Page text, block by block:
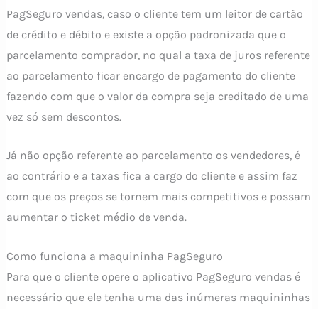
PagSeguro vendas, caso o cliente tem um leitor de cartão
de crédito e débito e existe a opção padronizada que o
parcelamento comprador, no qual a taxa de juros referente
ao parcelamento ficar encargo de pagamento do cliente
fazendo com que o valor da compra seja creditado de uma
vez só sem descontos.
Já não opção referente ao parcelamento os vendedores, é
ao contrário e a taxas fica a cargo do cliente e assim faz
com que os preços se tornem mais competitivos e possam
aumentar o ticket médio de venda.
Como funciona a maquininha PagSeguro
Para que o cliente opere o aplicativo PagSeguro vendas é
necessário que ele tenha uma das inúmeras maquininhas